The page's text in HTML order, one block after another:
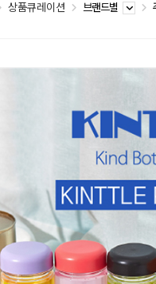
상품큐레이션 브랜드별